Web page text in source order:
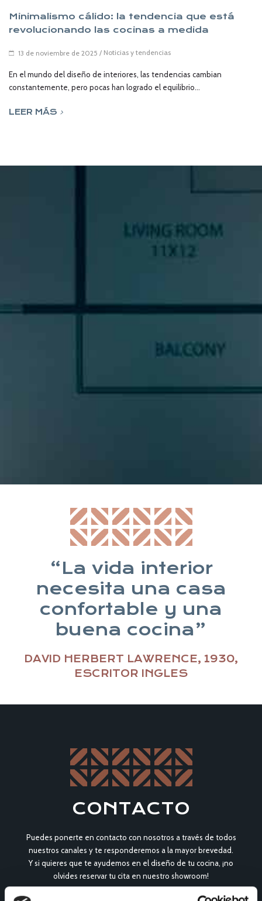
Minimalismo cálido: la tendencia que está
revolucionando las cocinas a medida
13 de noviembre de 2025 / Noticias y tendencias
En el mundo del diseño de interiores, las tendencias cambian
constantemente, pero pocas han logrado el equilibrio...
LEER MÁS
NEWSLETTER
“La vida interior
necesita una casa
confortable y una
buena cocina”
DAVID HERBERT LAWRENCE, 1930,
ESCRITOR INGLES
CONTACTO
Puedes ponerte en contacto con nosotros a través de todos
nuestros canales y te responderemos a la mayor brevedad.
Y si quieres que te ayudemos en el diseño de tu cocina, ¡no
olvides reservar tu cita en nuestro showroom!